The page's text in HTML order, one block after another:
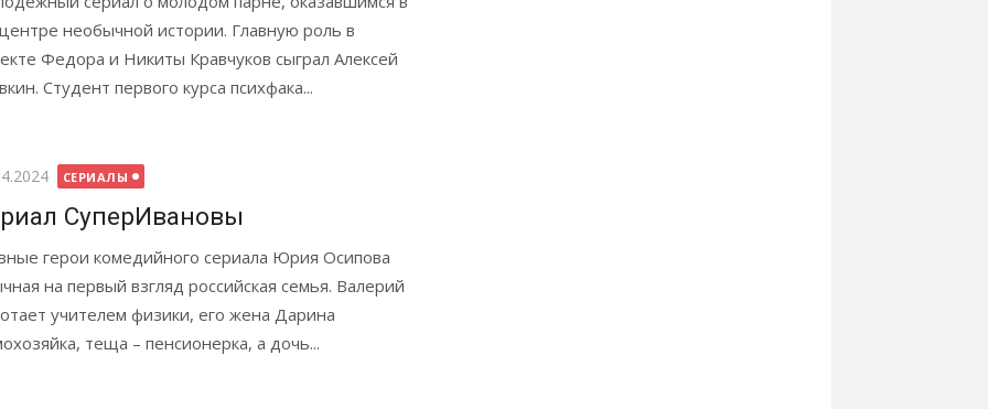
необычной истории. Главную роль в
Федора и Никиты Кравчуков сыграл Алексей
Студент первого курса психфака...
СЕРИАЛЫ
СуперИвановы
герои комедийного сериала Юрия Осипова
на первый взгляд российская семья. Валерий
учителем физики, его жена Дарина
теща – пенсионерка, а дочь...